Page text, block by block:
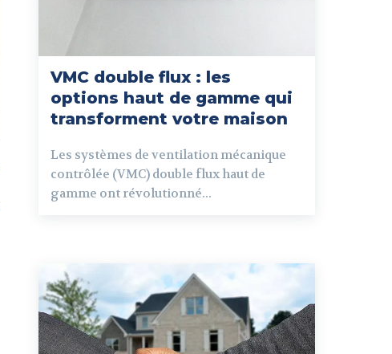
VMC double flux : les
options haut de gamme qui
transforment votre maison
Les systèmes de ventilation mécanique
contrôlée (VMC) double flux haut de
gamme ont révolutionné...